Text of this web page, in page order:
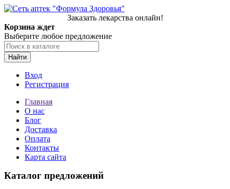
Заказать лекарства онлайн!
Корзина ждет
Выберите любое предложение
Найти
Вход
Регистрация
Главная
О нас
Блог
Доставка
Оплата
Контакты
Карта сайта
Каталог предложений